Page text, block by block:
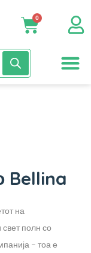
0
Bellina
на
полн со
– тоа е